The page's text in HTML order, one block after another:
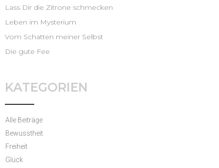
Lass Dir die Zitrone schmecken
Leben im Mysterium
Vom Schatten meiner Selbst
Die gute Fee
KATEGORIEN
Alle Beiträge
Bewusstheit
Freiheit
Glück